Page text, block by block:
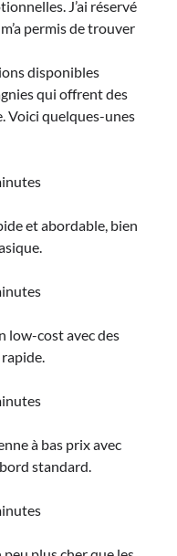
J’ai réservé
permis de trouver
disponibles
qui offrent des
Voici quelques-unes
et abordable, bien
low-cost avec des
à bas prix avec
standard.